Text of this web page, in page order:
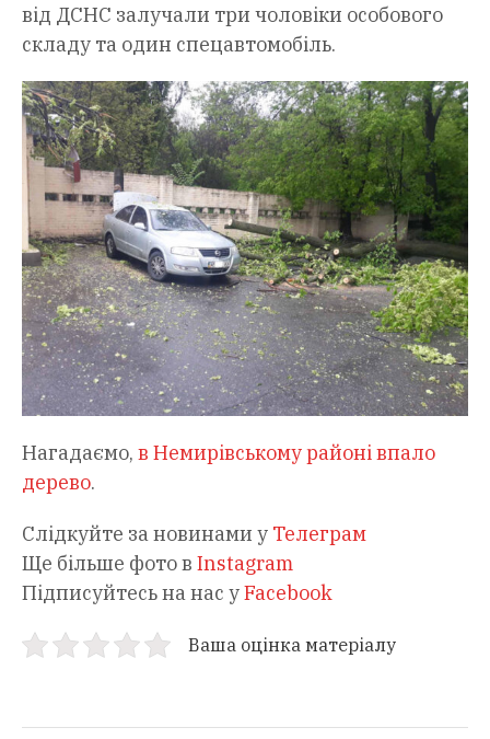
від ДСНС залучали три чоловіки особового
складу та один спецавтомобіль.
Нагадаємо, в Немирівському районі впало
дерево.
Слідкуйте за новинами у Телеграм
Ще більше фото в Instagram
Підписуйтесь на нас уFacebook
Ваша оцінка матеріалу